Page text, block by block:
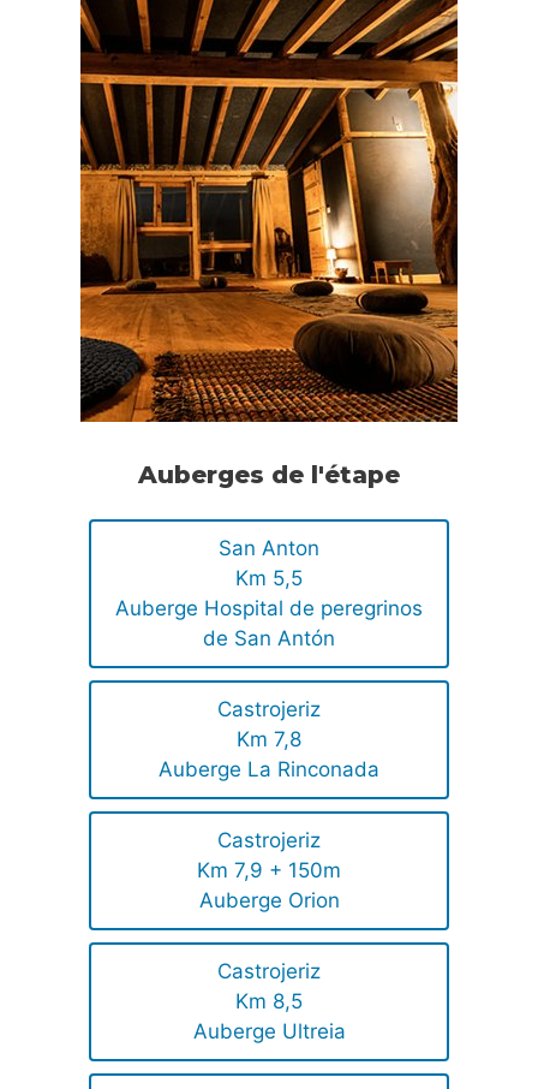
Auberges de l'étape
San Anton
Km 5,5
Auberge Hospital de peregrinos
de San Antón
Castrojeriz
Km 7,8
Auberge La Rinconada
Castrojeriz
Km 7,9 + 150m
Auberge Orion
Castrojeriz
Km 8,5
Auberge Ultreia